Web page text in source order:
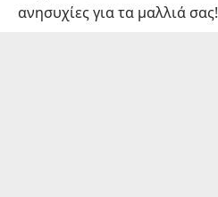
ανησυχίες για τα μαλλιά σας!